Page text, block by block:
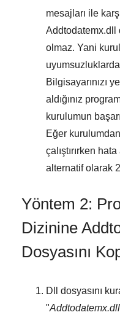
mesajları ile
Addtodatemx.dll
olmaz. Yani
Bilgisayarınızı
aldığınız
kurulumun
Eğer
çalıştırırken
alternatif olarak
Yöntem 2:
Dizinine
Dosyasını
Dll dosyasını
"